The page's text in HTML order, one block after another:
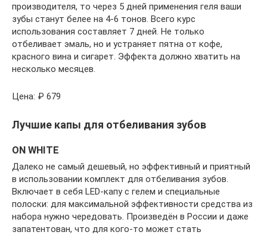
производителя, то через 5 дней применения геля ваши
зубы станут белее на 4-6 тонов. Всего курс
использования составляет 7 дней. Не только
отбеливает эмаль, но и устраняет пятна от кофе,
красного вина и сигарет. Эффекта должно хватить на
несколько месяцев.
Цена: ₽ 679
Лучшие капы для отбеливания зубов
ON WHITE
Далеко не самый дешевый, но эффективный и приятный
в использовании комплект для отбеливания зубов.
Включает в себя LED-капу с гелем и специальные
полоски: для максимальной эффективности средства из
набора нужно чередовать. Произведён в России и даже
запатентован, что для кого-то может стать